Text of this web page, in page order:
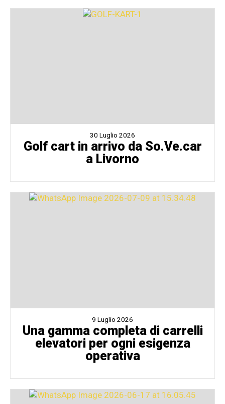
30 Luglio 2026
Golf cart in arrivo da So.Ve.car
a Livorno
9 Luglio 2026
Una gamma completa di carrelli
elevatori per ogni esigenza
operativa